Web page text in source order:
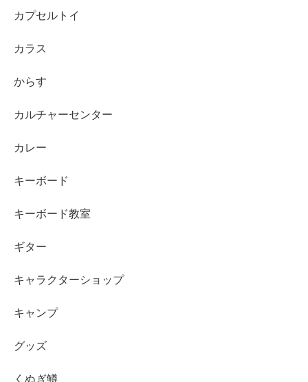
カプセルトイ
カラス
からす
カルチャーセンター
カレー
キーボード
キーボード教室
ギター
キャラクターショップ
キャンプ
グッズ
くぬぎ鱒